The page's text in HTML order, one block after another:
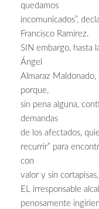
quedamos
incomunicados”,
Francisco Ramírez.
SIN embargo, hasta
Ángel
Almaraz Maldonado,
porque,
sin pena alguna,
demandas
de los afectados,
recurrir” para
con
valor y sin
EL irresponsable
penosamente